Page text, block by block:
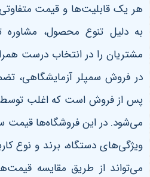
هر یک قابلیت‌ها و قیمت
به دلیل تنوع محصول،
مشتریان را در انتخاب درست
در فروش سمپلر آزمایشگاهی،
پس از فروش است که اغلب توسط
می‌شود. در این فروشگاه‌ها قیمت
ویژگی‌های دستگاه، برند و نوع
می‌تواند از طریق مقایسه